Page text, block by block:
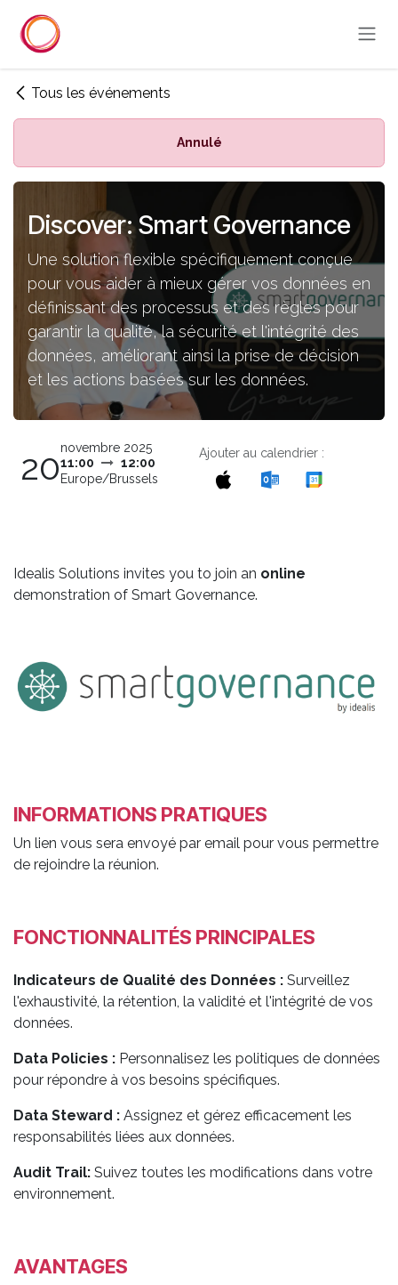
Tous les événements
Annulé
Discover: Smart Governance
Une solution flexible spécifiquement conçue
pour vous aider à mieux gérer vos données en
définissant des processus et des règles pour
garantir la qualité, la sécurité et l'intégrité des
données, améliorant ainsi la prise de décision
et les actions basées sur les données.
20novembre 2025
11:00
12:00
Europe/Brussels
Ajouter au calendrier :
Idealis Solutions invites you to join an online
demonstration of Smart Governance.
INFORMATIONS PRATIQUES
Un lien vous sera envoyé par email pour vous permettre
de rejoindre la réunion.
FONCTIONNALITÉS PRINCIPALES
Indicateurs de Qualité des Données : Surveillez
l'exhaustivité, la rétention, la validité et l'intégrité de vos
données.
Data Policies : Personnalisez les politiques de données
pour répondre à vos besoins spécifiques.
Data Steward : Assignez et gérez efficacement les
responsabilités liées aux données.
Audit Trail: Suivez toutes les modifications dans votre
environnement.
AVANTAGES